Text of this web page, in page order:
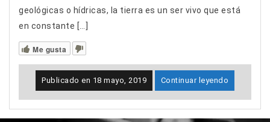
geológicas o hídricas, la tierra es un ser vivo que está
en constante […]
Me gusta
Publicado en 18 mayo, 2019 Continuar leyendo